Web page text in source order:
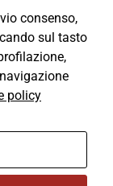
consenso,
sul tasto
policy